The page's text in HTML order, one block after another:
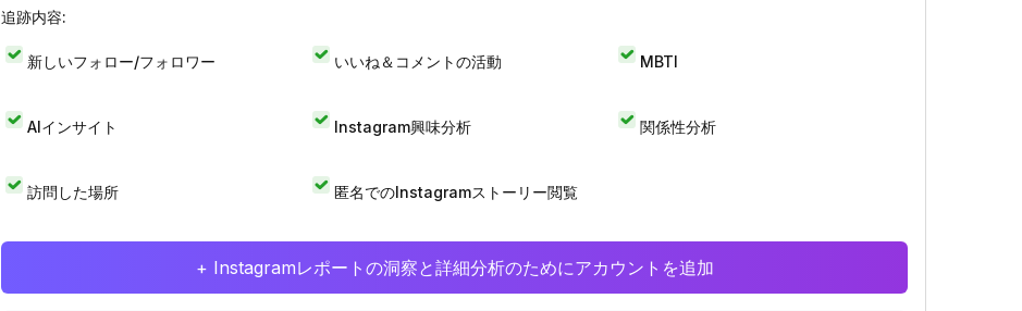
追跡内容:
新しいフォロー/フォロワー いいね＆コメントの活動 MBTI
AIインサイト Instagram興味分析 関係性分析
訪問した場所 匿名でのInstagramストーリー閲覧
+ Instagramレポートの洞察と詳細分析のためにアカウントを追加